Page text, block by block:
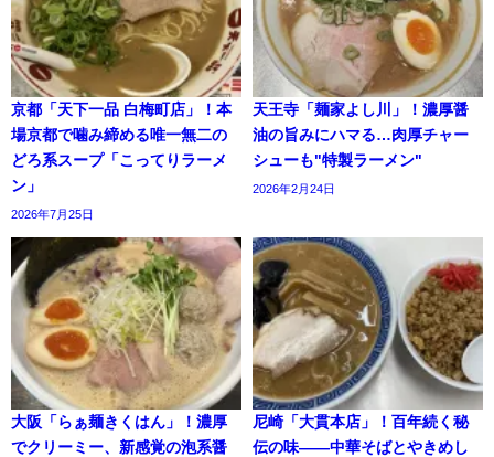
京都「天下一品 白梅町店」！本
場京都で噛み締める唯一無二の
どろ系スープ「こってりラーメ
ン」
2026年7月25日
天王寺「麺家よし川」！濃厚醤
油の旨みにハマる…肉厚チャー
シューも"特製ラーメン"
2026年2月24日
大阪「らぁ麺きくはん」！濃厚
でクリーミー、新感覚の泡系醤
尼崎「大貫本店」！百年続く秘
伝の味——中華そばとやきめし